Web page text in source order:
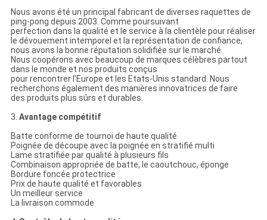
Nous avons été un principal fabricant de diverses raquettes de
ping-pong depuis 2003. Comme poursuivant
perfection dans la qualité et le service à la clientèle pour réaliser
le dévouement intemporel et la représentation de confiance,
nous avons la bonne réputation solidifiée sur le marché.
Nous coopérons avec beaucoup de marques célèbres partout
dans le monde et nos produits conçus
pour rencontrer l'Europe et les Etats-Unis standard. Nous
recherchons également des manières innovatrices de faire
des produits plus sûrs et durables.
3. Avantage compétitif
Batte conforme de tournoi de haute qualité
Poignée de découpe avec la poignée en stratifié multi
Lame stratifiée par qualité à plusieurs fils
Combinaison appropriée de batte, le caoutchouc, éponge
Bordure foncée protectrice
Prix de haute qualité et favorables
Un meilleur service
La livraison commode